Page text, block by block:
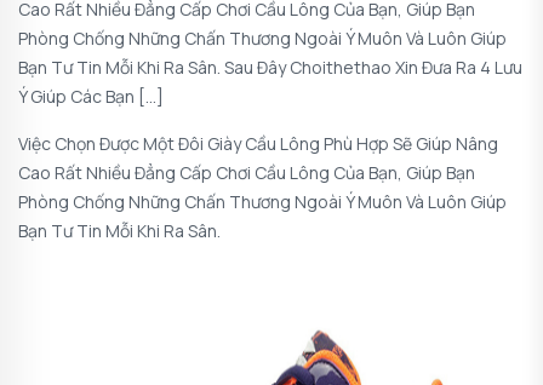
Cao Rất Nhiều Đẳng Cấp Chơi Cầu Lông Của Bạn, Giúp Bạn
Phòng Chống Những Chấn Thương Ngoài Ý Muôn Và Luôn Giúp
Bạn Tư Tin Mỗi Khi Ra Sân. Sau Đây Choithethao Xin Đưa Ra 4 Lưu
Ý Giúp Các Bạn […]
Việc Chọn Được Một Đôi Giày Cầu Lông Phù Hợp Sẽ Giúp Nâng
Cao Rất Nhiều Đẳng Cấp Chơi Cầu Lông Của Bạn, Giúp Bạn
Phòng Chống Những Chấn Thương Ngoài Ý Muôn Và Luôn Giúp
Bạn Tư Tin Mỗi Khi Ra Sân.